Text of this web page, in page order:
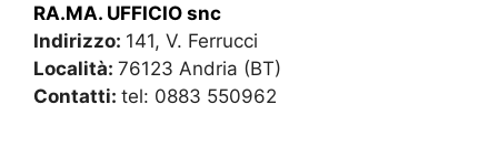
RA.MA. UFFICIO snc
Indirizzo: 141, V. Ferrucci
Località: 76123 Andria (BT)
Contatti: tel: 0883 550962